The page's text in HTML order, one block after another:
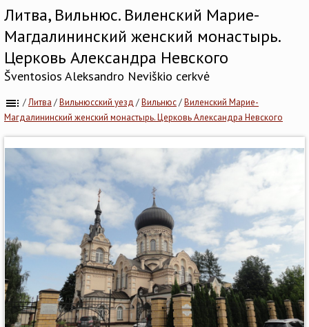
Литва, Вильнюс. Виленский Марие-
Магдалининский женский монастырь.
Церковь Александра Невского
Šventosios Aleksandro Neviškio cerkvė
/Литва /Вильнюсский уезд /Вильнюс/Виленский Марие-
Магдалининский женский монастырь. Церковь Александра Невского